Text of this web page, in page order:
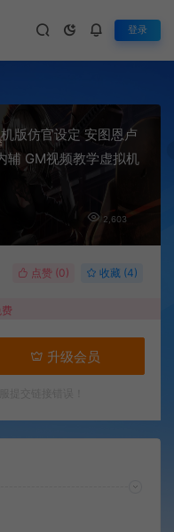
登录
版仿官设定 安图恩卢
辅 GM视频教学虚拟机
2,603
点赞 (0) 收藏 (4)
升级会员